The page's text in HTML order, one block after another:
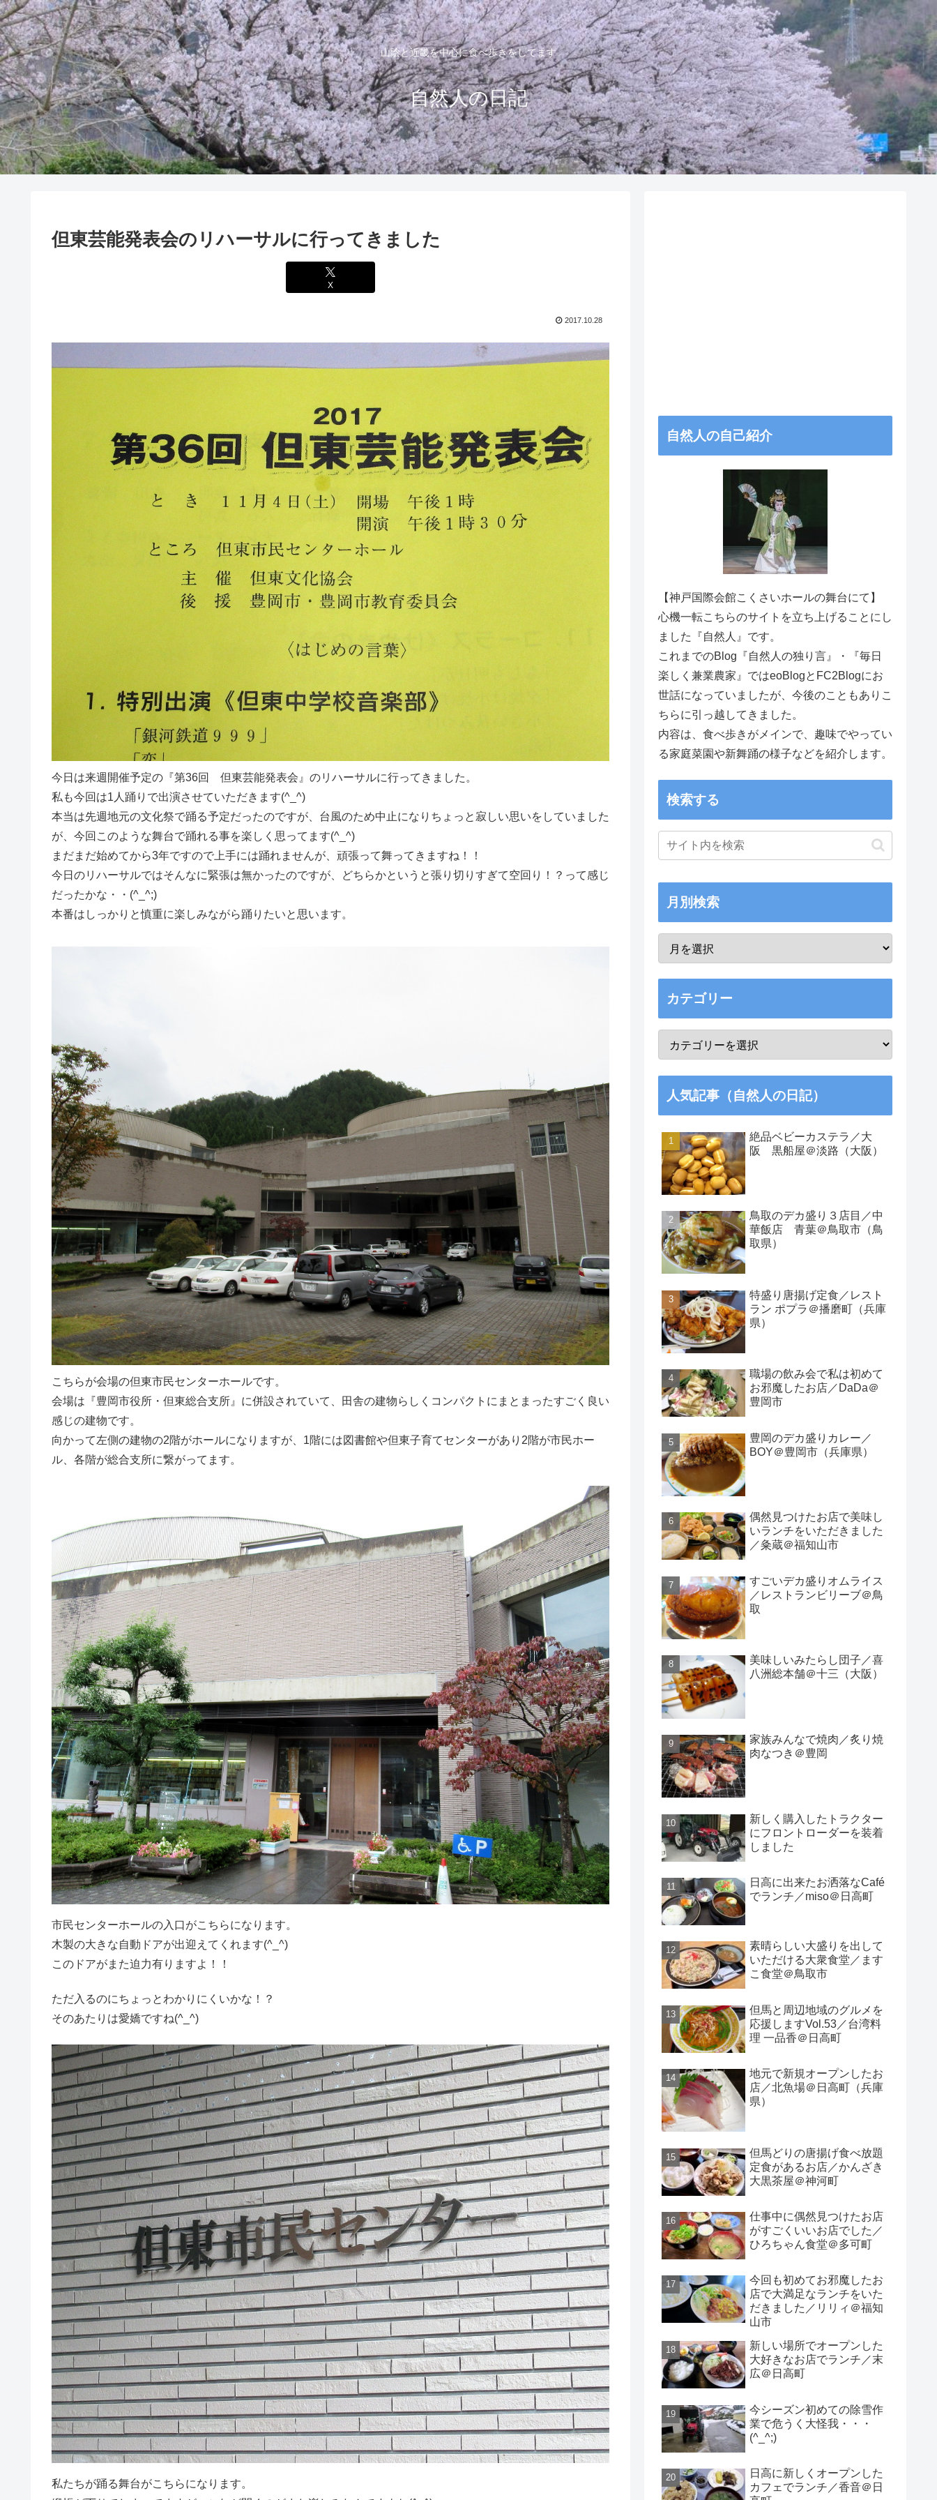
山陰と近畿を中心に食べ歩きをしてます
自然人の日記
但東芸能発表会のリハーサルに行ってきました
X
2017.10.28
今日は来週開催予定の『第36回 但東芸能発表会』のリハーサルに行ってきました。
私も今回は1人踊りで出演させていただきます(^_^)
本当は先週地元の文化祭で踊る予定だったのですが、台風のため中止になりちょっと寂しい思いをしていました
が、今回このような舞台で踊れる事を楽しく思ってます(^_^)
まだまだ始めてから3年ですので上手には踊れませんが、頑張って舞ってきますね！！
今日のリハーサルではそんなに緊張は無かったのですが、どちらかというと張り切りすぎて空回り！？って感じ
だったかな・・(^_^;)
本番はしっかりと慎重に楽しみながら踊りたいと思います。
こちらが会場の但東市民センターホールです。
会場は『豊岡市役所・但東総合支所』に併設されていて、田舎の建物らしくコンパクトにまとまったすごく良い
感じの建物です。
向かって左側の建物の2階がホールになりますが、1階には図書館や但東子育てセンターがあり2階が市民ホー
ル、各階が総合支所に繋がってます。
市民センターホールの入口がこちらになります。
木製の大きな自動ドアが出迎えてくれます(^_^)
このドアがまた迫力有りますよ！！
ただ入るのにちょっとわかりにくいかな！？
そのあたりは愛嬌ですね(^_^)
私たちが踊る舞台がこちらになります。
自然人の自己紹介
【神戸国際会館こくさいホールの舞台にて】
心機一転こちらのサイトを立ち上げることにし
ました『自然人』です。
これまでのBlog『自然人の独り言』・『毎日
楽しく兼業農家』ではeoBlogとFC2Blogにお
世話になっていましたが、今後のこともありこ
ちらに引っ越してきました。
内容は、食べ歩きがメインで、趣味でやってい
る家庭菜園や新舞踊の様子などを紹介します。
検索する
月別検索
カテゴリー
人気記事（自然人の日記）
絶品ベビーカステラ／大
阪 黒船屋＠淡路（大阪）
鳥取のデカ盛り３店目／中
華飯店 青葉＠鳥取市（鳥
取県）
特盛り唐揚げ定食／レスト
ラン ポプラ＠播磨町（兵庫
県）
職場の飲み会で私は初めて
お邪魔したお店／DaDa＠
豊岡市
豊岡のデカ盛りカレー／
BOY＠豊岡市（兵庫県）
偶然見つけたお店で美味し
いランチをいただきました
／粂蔵＠福知山市
すごいデカ盛りオムライス
／レストランビリーブ＠鳥
取
美味しいみたらし団子／喜
八洲総本舗＠十三（大阪）
家族みんなで焼肉／炙り焼
肉なつき＠豊岡
新しく購入したトラクター
にフロントローダーを装着
しました
日高に出来たお洒落なCafé
でランチ／miso＠日高町
素晴らしい大盛りを出して
いただける大衆食堂／ます
こ食堂＠鳥取市
但馬と周辺地域のグルメを
応援しますVol.53／台湾料
理 一品香＠日高町
地元で新規オープンしたお
店／北魚場＠日高町（兵庫
県）
但馬どりの唐揚げ食べ放題
定食があるお店／かんざき
大黒茶屋＠神河町
仕事中に偶然見つけたお店
がすごくいいお店でした／
ひろちゃん食堂＠多可町
今回も初めてお邪魔したお
店で大満足なランチをいた
だきました／リリィ＠福知
山市
新しい場所でオープンした
大好きなお店でランチ／末
広＠日高町
今シーズン初めての除雪作
業で危うく大怪我・・・
(^_^;)
日高に新しくオープンした
カフェでランチ／香音＠日